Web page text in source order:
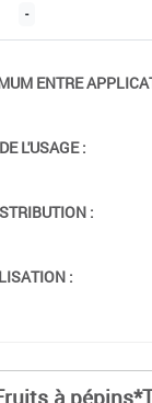
-
ENTRE
L'USAGE :
:
:
à